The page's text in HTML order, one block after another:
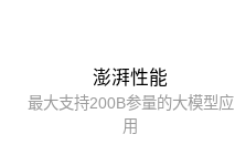
澎湃性能
最大支持200B参量的大模型应
用